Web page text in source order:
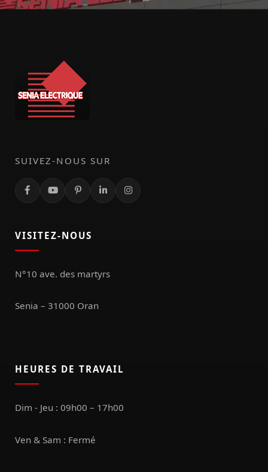
SUIVEZ-NOUS SUR
VISITEZ-NOUS
N°10 ave. des martyrs
Senia – 31000 Oran
HEURES DE TRAVAIL
Dim - Jeu : 09h00 – 17h00
Ven & Sam : Fermé